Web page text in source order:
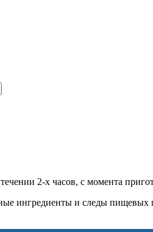
2-х часов, с момента
ингредиенты и следы пищевых